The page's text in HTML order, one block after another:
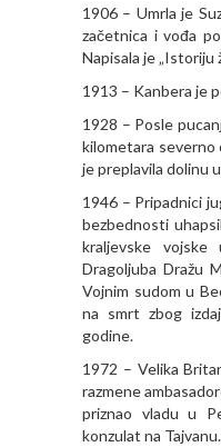
1906 – Umrla je
začetnica i vođa
Napisala je „Istoriju
1913 – Kanbera je
1928 – Posle
kilometara severno
je preplavila dolinu
1946 – Pripadnici
bezbednosti
kraljevske
Dragoljuba Dražu
Vojnim sudom u
na smrt zbog
godine.
1972 – Velika
razmene
priznao vladu u
konzulat na Tajvanu.